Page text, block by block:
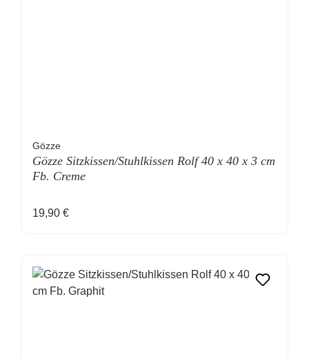
Gözze
Gözze Sitzkissen/Stuhlkissen Rolf 40 x 40 x 3 cm
Fb. Creme
Regulärer Preis:
19,90 €